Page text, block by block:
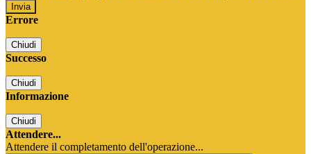
Errore
Chiudi
Successo
Chiudi
Informazione
Chiudi
Attendere...
Attendere il completamento dell'operazione...